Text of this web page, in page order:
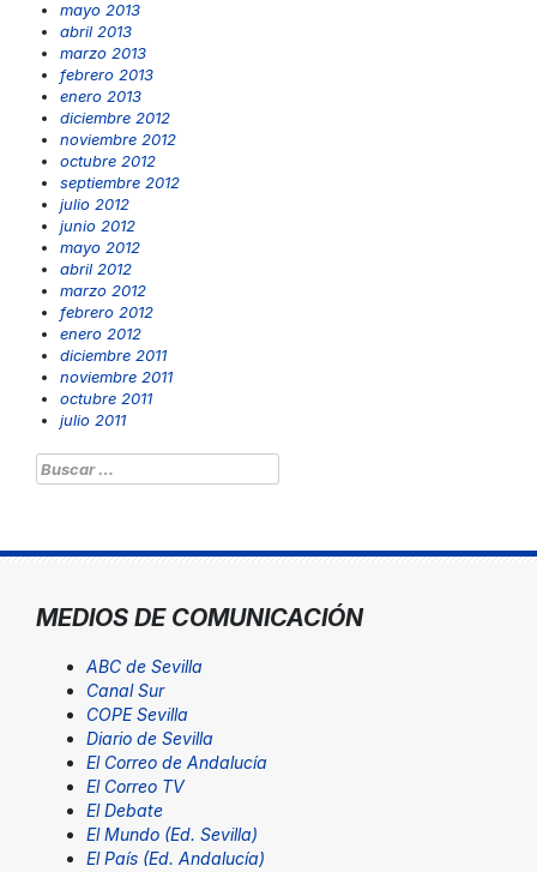
mayo 2013
abril 2013
marzo 2013
febrero 2013
enero 2013
diciembre 2012
noviembre 2012
octubre 2012
septiembre 2012
julio 2012
junio 2012
mayo 2012
abril 2012
marzo 2012
febrero 2012
enero 2012
diciembre 2011
noviembre 2011
octubre 2011
julio 2011
Buscar:
MEDIOS DE COMUNICACIÓN
ABC de Sevilla
Canal Sur
COPE Sevilla
Diario de Sevilla
El Correo de Andalucía
El Correo TV
El Debate
El Mundo (Ed. Sevilla)
El País (Ed. Andalucía)